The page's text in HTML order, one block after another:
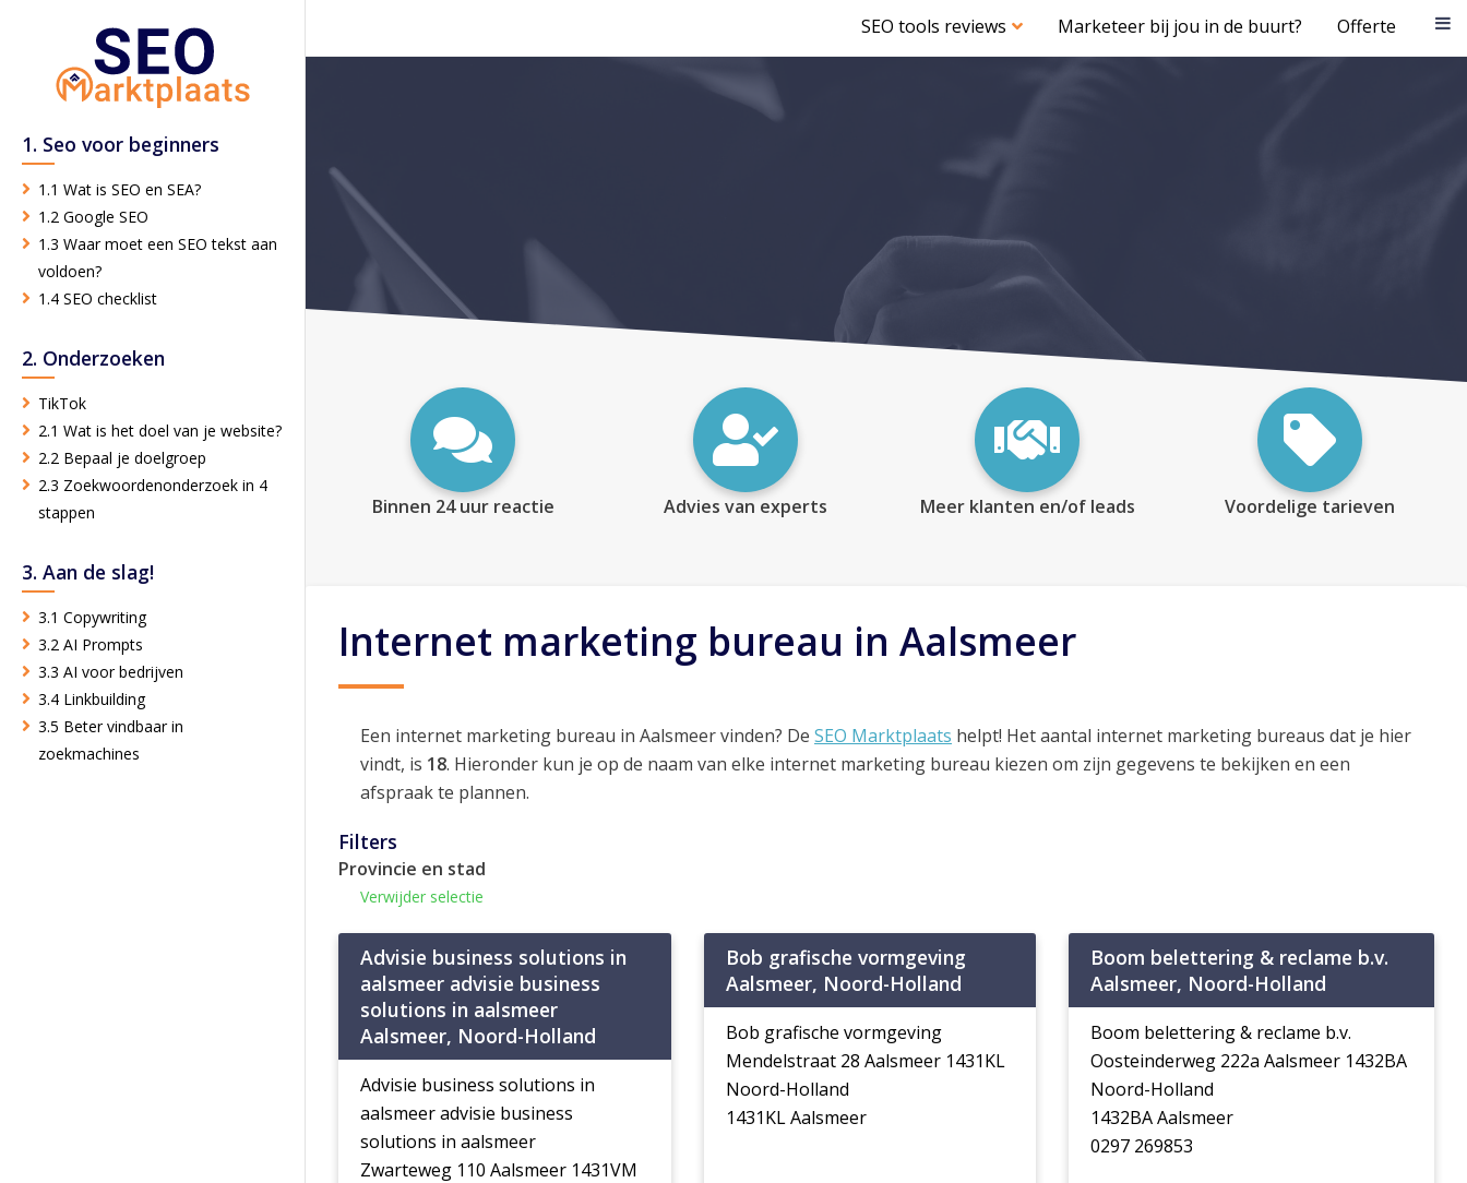
SEO tools reviews Marketeer bij jou in de buurt? Offerte
1. Seo voor beginners
1.1 Wat is SEO en SEA?
1.2 Google SEO
1.3 Waar moet een SEO tekst aan
voldoen?
1.4 SEO checklist
2. Onderzoeken
TikTok
2.1 Wat is het doel van je website?
2.2 Bepaal je doelgroep
2.3 Zoekwoordenonderzoek in 4
stappen
3. Aan de slag!
3.1 Copywriting
3.2 AI Prompts
3.3 AI voor bedrijven
3.4 Linkbuilding
3.5 Beter vindbaar in
zoekmachines
Binnen 24 uur reactie Advies van experts Meer klanten en/of leads Voordelige tarieven
Internet marketing bureau in Aalsmeer
Een internet marketing bureau in Aalsmeer vinden? De SEO Marktplaats helpt! Het aantal internet marketing bureaus dat je hier
vindt, is 18. Hieronder kun je op de naam van elke internet marketing bureau kiezen om zijn gegevens te bekijken en een
afspraak te plannen.
Filters
Provincie en stad
Verwijder selectie
Advisie business solutions in
aalsmeer advisie business
solutions in aalsmeer
Aalsmeer, Noord-Holland
Advisie business solutions in
aalsmeer advisie business
solutions in aalsmeer
Zwarteweg 110 Aalsmeer 1431VM
Bob grafische vormgeving
Aalsmeer, Noord-Holland
Bob grafische vormgeving
Mendelstraat 28 Aalsmeer 1431KL
Noord-Holland
1431KL Aalsmeer
Boom belettering & reclame b.v.
Aalsmeer, Noord-Holland
Boom belettering & reclame b.v.
Oosteinderweg 222a Aalsmeer 1432BA
Noord-Holland
1432BA Aalsmeer
0297 269853